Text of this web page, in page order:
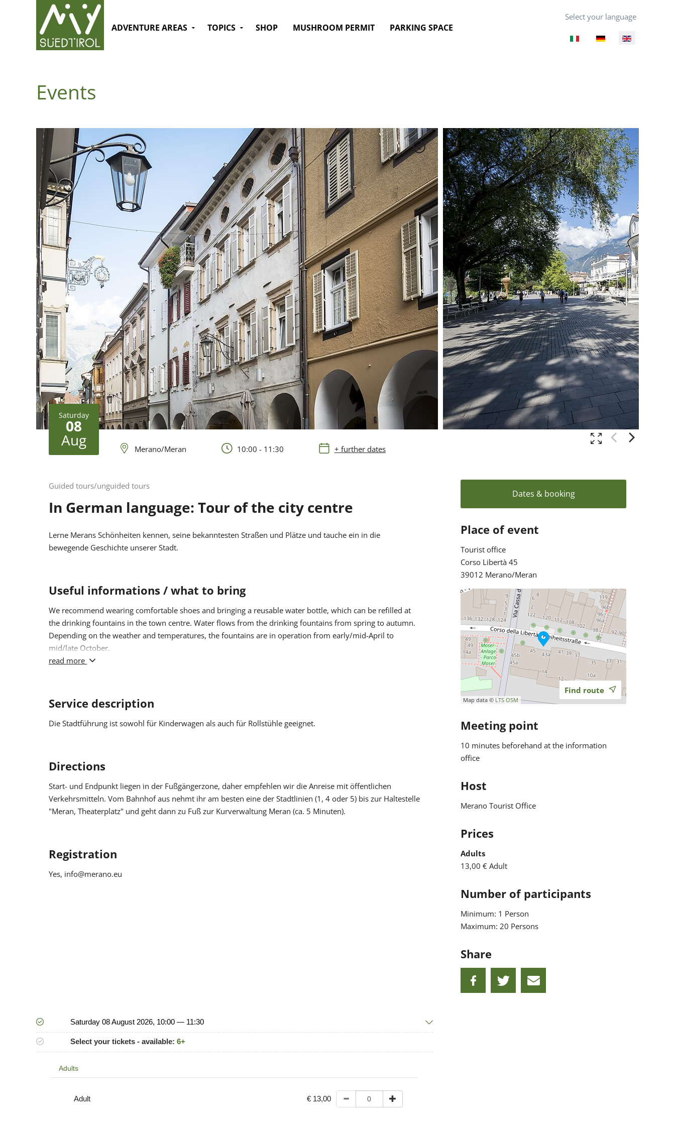
Select your language
ADVENTURE AREAS TOPICS SHOP MUSHROOM PERMIT PARKING SPACE
Events
C
Saturday
08
Aug Merano/Meran 10:00 - 11:30 + further dates
Guided tours/unguided tours
In German language: Tour of the city centre
Lerne Merans Schönheiten kennen, seine bekanntesten Straßen und Plätze und tauche ein in die
bewegende Geschichte unserer Stadt.
Useful informations / what to bring
We recommend wearing comfortable shoes and bringing a reusable water bottle, which can be refilled at
the drinking fountains in the town centre. Water flows from the drinking fountains from spring to autumn.
Depending on the weather and temperatures, the fountains are in operation from early/mid-April to
mid/late October.
read more
Service description
Die Stadtführung ist sowohl für Kinderwagen als auch für Rollstühle geeignet.
Directions
Start- und Endpunkt liegen in der Fußgängerzone, daher empfehlen wir die Anreise mit öffentlichen
Verkehrsmitteln. Vom Bahnhof aus nehmt ihr am besten eine der Stadtlinien (1, 4 oder 5) bis zur Haltestelle
"Meran, Theaterplatz" und geht dann zu Fuß zur Kurverwaltung Meran (ca. 5 Minuten).
Registration
Yes, info@merano.eu
Dates & booking
Place of event
Tourist office
Corso Libertà 45
39012 Merano/Meran
Map data © LTS OSM
Find route
Meeting point
10 minutes beforehand at the information
office
Host
Merano Tourist Office
Prices
Adults
13,00 € Adult
Number of participants
Minimum: 1 Person
Maximum: 20 Persons
Share